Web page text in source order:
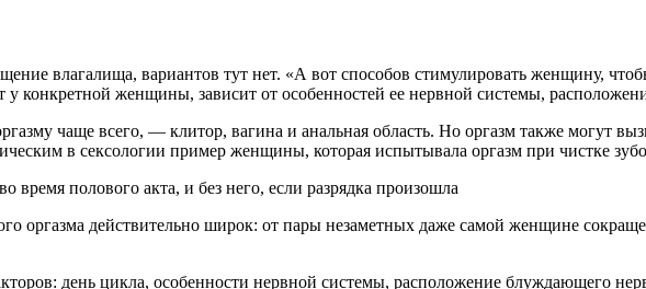
влагалища, вариантов тут нет. «А вот способов стимулировать женщину,
женщины, зависит от особенностей ее нервной системы,
чаще всего, — клитор, вагина и анальная область. Но оргазм также могут
в сексологии пример женщины, которая испытывала оргазм при чистке
полового акта, и без него, если разрядка произошла
оргазма действительно широк: от пары незаметных даже самой женщине
день цикла, особенности нервной системы, расположение блуждающего